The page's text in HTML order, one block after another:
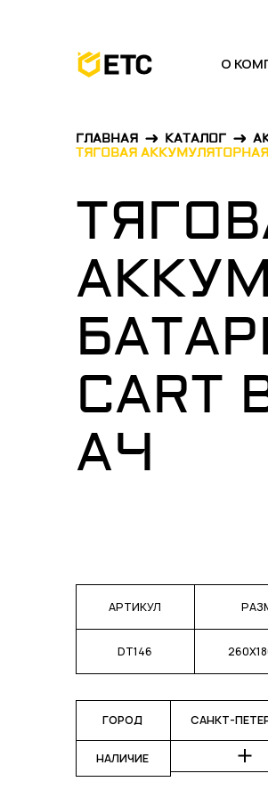
О
ГЛАВНАЯ КАТАЛОГ
ТЯГОВАЯ АККУМУЛЯТОРНАЯ
CART
АЧ
АРТИКУЛ
DT146
ГОРОД
НАЛИЧИЕ
САНКТ-